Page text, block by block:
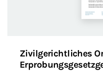
Zivilgerichtliches